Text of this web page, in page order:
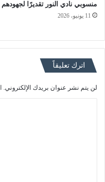
منسوبي نادي النور تقديرًا لجهودهم
11 يونيو، 2026
اترك تعليقاً
لن يتم نشر عنوان بريدك الإلكتروني.